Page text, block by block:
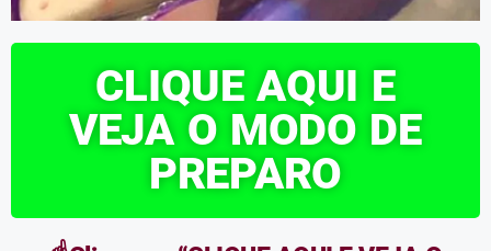
CLIQUE AQUI E
VEJA O MODO DE
PREPARO